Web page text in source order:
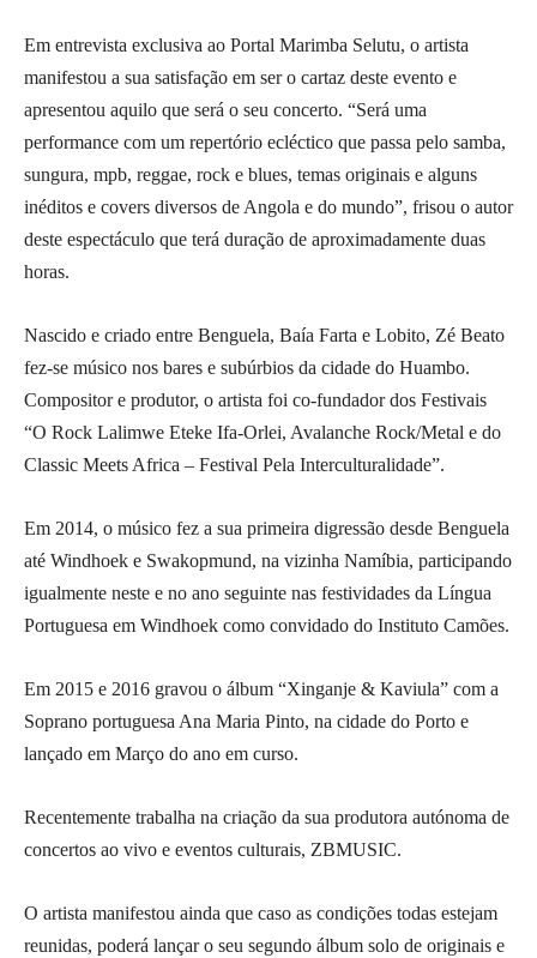
Em entrevista exclusiva ao Portal Marimba Selutu, o artista
manifestou a sua satisfação em ser o cartaz deste evento e
apresentou aquilo que será o seu concerto. “Será uma
performance com um repertório ecléctico que passa pelo samba,
sungura, mpb, reggae, rock e blues, temas originais e alguns
inéditos e covers diversos de Angola e do mundo”, frisou o autor
deste espectáculo que terá duração de aproximadamente duas
horas.
Nascido e criado entre Benguela, Baía Farta e Lobito, Zé Beato
fez-se músico nos bares e subúrbios da cidade do Huambo.
Compositor e produtor, o artista foi co-fundador dos Festivais
“O Rock Lalimwe Eteke Ifa-Orlei, Avalanche Rock/Metal e do
Classic Meets Africa – Festival Pela Interculturalidade”.
Em 2014, o músico fez a sua primeira digressão desde Benguela
até Windhoek e Swakopmund, na vizinha Namíbia, participando
igualmente neste e no ano seguinte nas festividades da Língua
Portuguesa em Windhoek como convidado do Instituto Camões.
Em 2015 e 2016 gravou o álbum “Xinganje & Kaviula” com a
Soprano portuguesa Ana Maria Pinto, na cidade do Porto e
lançado em Março do ano em curso.
Recentemente trabalha na criação da sua produtora autónoma de
concertos ao vivo e eventos culturais, ZBMUSIC.
O artista manifestou ainda que caso as condições todas estejam
reunidas, poderá lançar o seu segundo álbum solo de originais e